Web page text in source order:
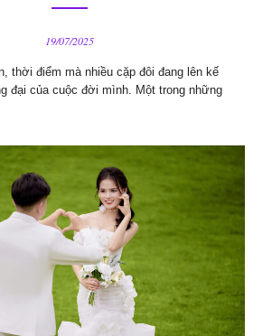
19/07/2025
thời điểm mà nhiều cặp đôi đang lên kế
đại của cuộc đời mình. Một trong những